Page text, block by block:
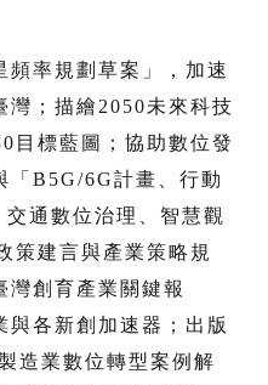
頻率規劃草案」，加速
灣；描繪2050未來科技
目標藍圖；協助數位發
「B5G/6G計畫、行動
通數位治理、智慧觀
策建言與產業策略規
灣創育產業關鍵報
與各新創加速器；出版
造業數位轉型案例解